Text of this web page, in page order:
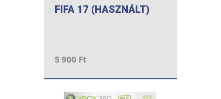
FIFA 17 (HASZNÁLT)
5 900 Ft